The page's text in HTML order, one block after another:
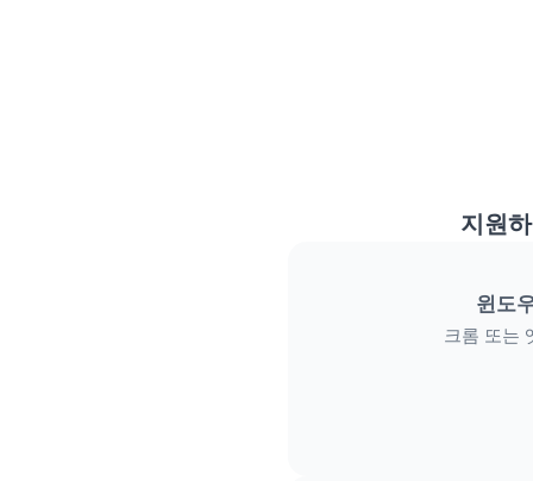
지원
윈도
크롬 또는